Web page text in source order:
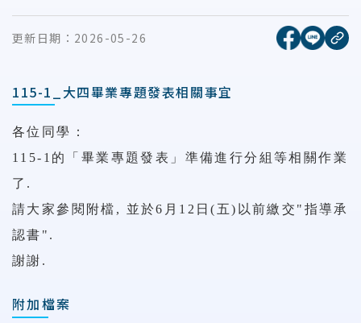
更新日期： 2026-05-26 [另開新
[另開
複
115-1_大四畢業專題發表相關事宜
各位同學：
115-1的「畢業專題發表」準備進行分組等相關作業
了.
請大家參閱附檔, 並於6月12日(五)以前繳交"指導承
認書".
謝謝.
附加檔案